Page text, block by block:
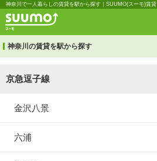
神奈川で一人暮らしの賃貸を駅から探す｜SUUMO(スーモ)賃貸
神奈川の賃貸を駅から探す
京急逗子線
金沢八景
六浦